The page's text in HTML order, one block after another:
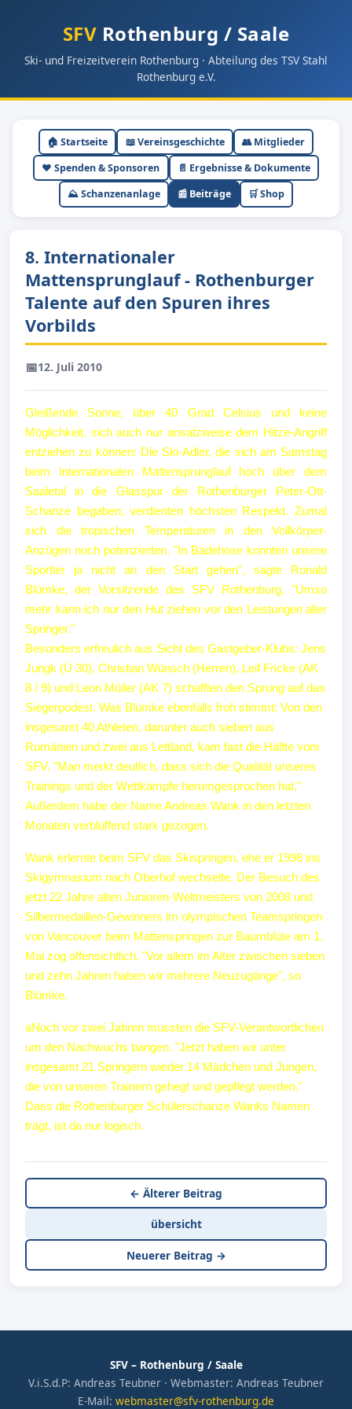
SFV Rothenburg / Saale
Ski- und Freizeitverein Rothenburg · Abteilung des TSV Stahl
Rothenburg e.V.
🏠 Startseite 📖 Vereinsgeschichte
👥 Mitglieder
❤️ Spenden & Sponsoren
📄 Ergebnisse & Dokumente
⛰ Schanzenanlage
📰 Beiträge 🛒 Shop
8. Internationaler
Mattensprunglauf - Rothenburger
Talente auf den Spuren ihres
Vorbilds
📅12. Juli 2010
Gleißende Sonne, über 40 Grad Celsius und keine
Möglichkeit, sich auch nur ansatzweise dem Hitze-Angriff
entziehen zu können: Die Ski-Adler, die sich am Samstag
beim Internationalen Mattensprunglauf hoch über dem
Saaletal in die Glasspur der Rothenburger Peter-Ott-
Schanze begaben, verdienten höchsten Respekt. Zumal
sich die tropischen Temperaturen in den Vollkörper-
Anzügen noch potenzierten. "In Badehose konnten unsere
Sportler ja nicht an den Start gehen", sagte Ronald
Blümke, der Vorsitzende des SFV Rothenburg. "Umso
mehr kann ich nur den Hut ziehen vor den Leistungen aller
Springer."
Besonders erfreulich aus Sicht des Gastgeber-Klubs: Jens
Jungk (Ü 30), Christian Wünsch (Herren), Leif Fricke (AK
8 / 9) und Leon Müller (AK 7) schafften den Sprung auf das
Siegerpodest. Was Blümke ebenfalls froh stimmt: Von den
insgesamt 40 Athleten, darunter auch sieben aus
Rumänien und zwei aus Lettland, kam fast die Hälfte vom
SFV. "Man merkt deutlich, dass sich die Qualität unseres
Trainings und der Wettkämpfe herumgesprochen hat."
Außerdem habe der Name Andreas Wank in den letzten
Monaten verblüffend stark gezogen.
Wank erlernte beim SFV das Skispringen, ehe er 1998 ins
Skigymnasium nach Oberhof wechselte. Der Besuch des
jetzt 22 Jahre alten Junioren-Weltmeisters von 2008 und
Silbermedaillen-Gewinners im olympischen Teamspringen
von Vancouver beim Mattenspringen zur Baumblüte am 1.
Mai zog offensichtlich. "Vor allem im Alter zwischen sieben
und zehn Jahren haben wir mehrere Neuzugänge", so
Blümke.
aNoch vor zwei Jahren mussten die SFV-Verantwortlichen
um den Nachwuchs bangen. "Jetzt haben wir unter
insgesamt 21 Springern wieder 14 Mädchen und Jungen,
die von unseren Trainern gehegt und gepflegt werden."
Dass die Rothenburger Schülerschanze Wanks Namen
trägt, ist da nur logisch.
← Älterer Beitrag
übersicht
Neuerer Beitrag →
SFV – Rothenburg / Saale
V.i.S.d.P: Andreas Teubner · Webmaster: Andreas Teubner
E-Mail: webmaster@sfv-rothenburg.de